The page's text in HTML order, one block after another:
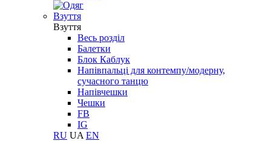
Взуття
Взуття
Весь розділ
Балетки
Блок Каблук
Напівпальці для контемпу/модерну,
сучасного танцю
Напівчешки
Чешки
FB
IG
RU UA EN